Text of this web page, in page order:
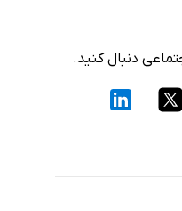
دنبال کنید.